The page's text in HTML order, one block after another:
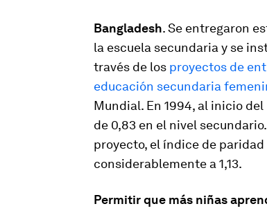
Bangladesh. Se entregaron
la escuela secundaria y se
través de los proyectos de
educación secundaria
Mundial. En 1994, al inicio
de 0,83 en el nivel
proyecto, el índice de
considerablemente a 1,13.
Permitir que más niñas